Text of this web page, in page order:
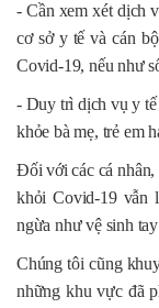
- Cần xem xét dịch
cơ sở y tế và cán
Covid-19, nếu như
- Duy trì dịch vụ y tế
khỏe bà mẹ, trẻ em
Đối với các cá nhân,
khỏi Covid-19 vẫn
ngừa như vệ sinh
Chúng tôi cũng
những khu vực đã